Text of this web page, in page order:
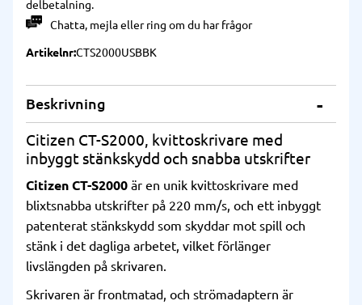
delbetalning.
Chatta, mejlaellerring om du har frågor
ArtikelnrCTS2000USBBK
Beskrivning
Citizen CT-S2000, kvittoskrivare med
inbyggt stänkskydd och snabba utskrifter
Citizen CT-S2000 är en unik kvittoskrivare med
blixtsnabba utskrifter på 220 mm/s, och ett inbyggt
patenterat stänkskydd som skyddar mot spill och
stänk i det dagliga arbetet, vilket förlänger
livslängden på skrivaren.
Skrivaren är frontmatad, och strömadaptern är